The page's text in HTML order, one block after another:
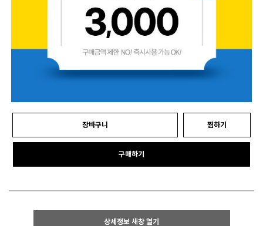
장바구니 찜하기
구매하기
상세정보 새창 열기